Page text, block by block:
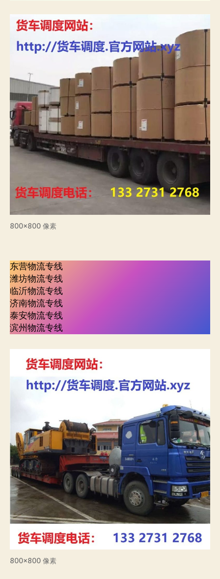
800×800 像素
东营物流专线
潍坊物流专线
临沂物流专线
济南物流专线
泰安物流专线
滨州物流专线
800×800 像素